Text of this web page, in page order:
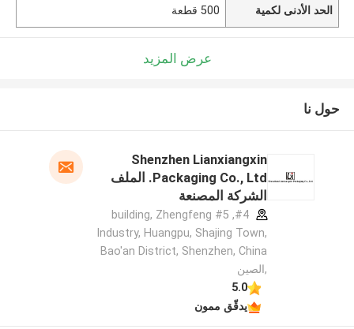
الحد الأدنى لكمية 500 قطعة
عرض المزيد
حول نا
Shenzhen Lianxiangxin
Packaging Co., Ltd. الملف
الشركة المصنعة
#4, #5 building, Zhengfeng
Industry, Huangpu, Shajing Town,
Bao'an District, Shenzhen, China
,الصين
5.0
يدقّق ممون